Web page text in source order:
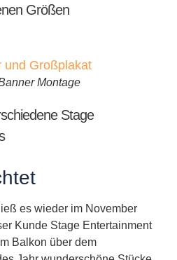
Größen
Montage
Stage
es wieder im November
Kunde Stage Entertainment
Balkon über dem